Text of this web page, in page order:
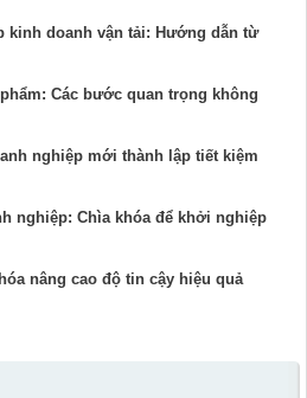
kinh doanh vận tải: Hướng dẫn từ
Các bước quan trọng không
nghiệp mới thành lập tiết kiệm
nghiệp: Chìa khóa để khởi nghiệp
nâng cao độ tin cậy hiệu quả